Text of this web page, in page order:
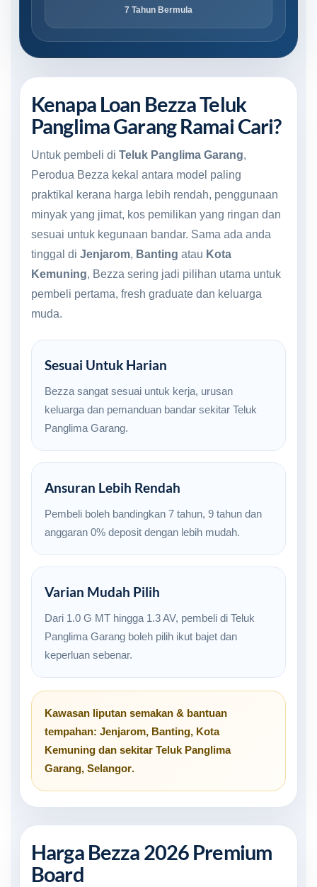
7 Tahun Bermula
Kenapa Loan Bezza Teluk
Panglima Garang Ramai Cari?
Untuk pembeli di Teluk Panglima Garang,
Perodua Bezza kekal antara model paling
praktikal kerana harga lebih rendah, penggunaan
minyak yang jimat, kos pemilikan yang ringan dan
sesuai untuk kegunaan bandar. Sama ada anda
tinggal di Jenjarom, Banting atau Kota
Kemuning, Bezza sering jadi pilihan utama untuk
pembeli pertama, fresh graduate dan keluarga
muda.
Sesuai Untuk Harian
Bezza sangat sesuai untuk kerja, urusan
keluarga dan pemanduan bandar sekitar Teluk
Panglima Garang.
Ansuran Lebih Rendah
Pembeli boleh bandingkan 7 tahun, 9 tahun dan
anggaran 0% deposit dengan lebih mudah.
Varian Mudah Pilih
Dari 1.0 G MT hingga 1.3 AV, pembeli di Teluk
Panglima Garang boleh pilih ikut bajet dan
keperluan sebenar.
Kawasan liputan semakan & bantuan
tempahan: Jenjarom, Banting, Kota
Kemuning dan sekitar Teluk Panglima
Garang, Selangor.
Harga Bezza 2026 Premium
Board